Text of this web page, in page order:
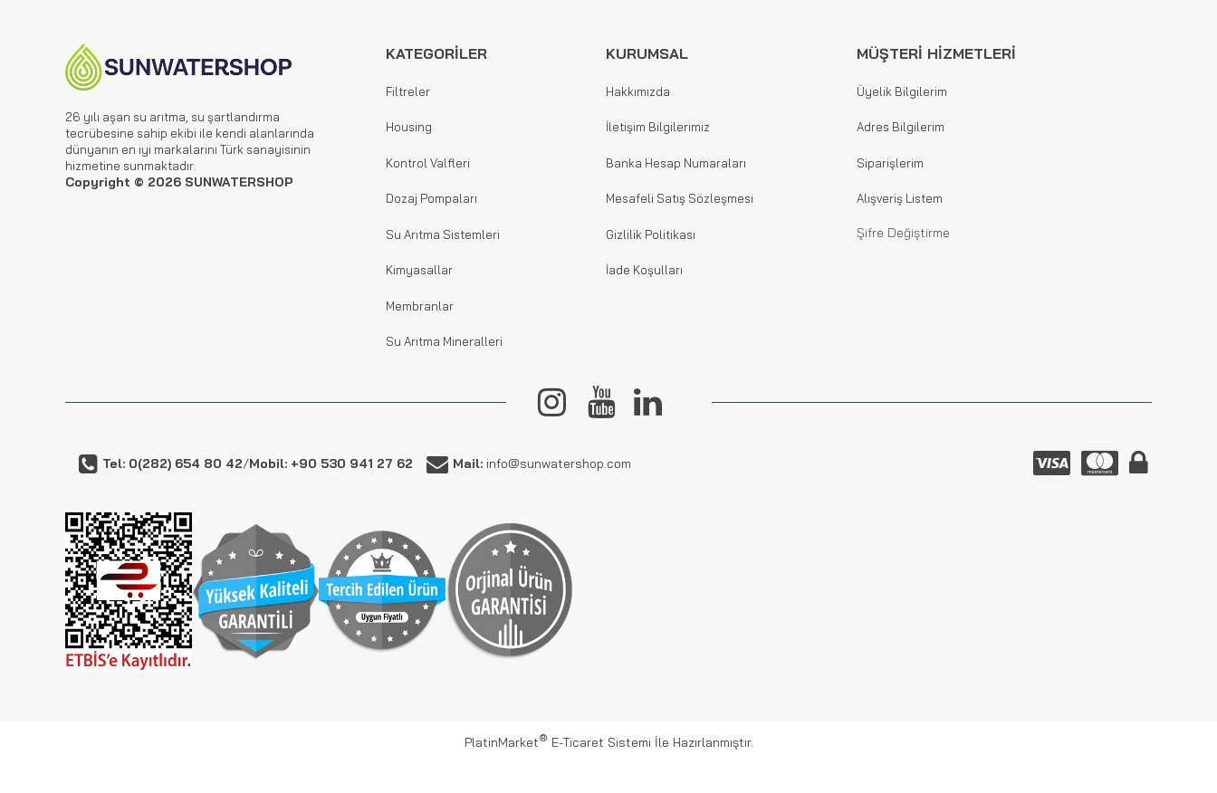
26 yılı aşan su arıtma, su şartlandırma
tecrübesine sahip ekibi ile kendi alanlarında
dünyanın en iyi markalarını Türk sanayisinin
hizmetine sunmaktadır.
Copyright © 2026 SUNWATERSHOP
KATEGORİLER
Filtreler
Housing
Kontrol Valfleri
Dozaj Pompaları
Su Arıtma Sistemleri
Kimyasallar
Membranlar
Su Arıtma Mineralleri
KURUMSAL
Hakkımızda
İletişim Bilgilerimiz
Banka Hesap Numaraları
Mesafeli Satış Sözleşmesi
Gizlilik Politikası
İade Koşulları
MÜŞTERİ HİZMETLERİ
Üyelik Bilgilerim
Adres Bilgilerim
Siparişlerim
Alışveriş Listem
Şifre Değiştirme
Tel: 0(282) 654 80 42/Mobil: +90 530 941 27 62 Mail: info@sunwatershop.com
PlatinMarket® E-Ticaret Sistemi İle Hazırlanmıştır.